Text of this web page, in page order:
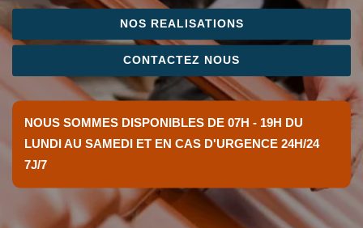
NOS REALISATIONS
CONTACTEZ NOUS
NOUS SOMMES DISPONIBLES DE 07H - 19H DU
LUNDI AU SAMEDI ET EN CAS D'URGENCE 24H/24
7J/7